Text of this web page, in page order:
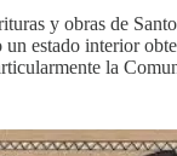
y obras de
un estado interior
la